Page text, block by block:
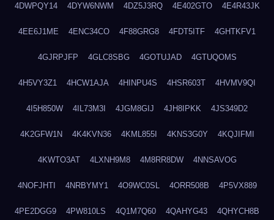
4DWPQY14 4DYW6NWM 4DZ5J3RQ 4E402GTO 4E4R43JK
4EE6J1ME 4ENC34CO 4F88GRG8 4FDT5ITF 4GHTKFV1
4GJRPJFP 4GLC8SBG 4GOTUJAD 4GTUQOMS
4H5VY3Z1 4HCW1AJA 4HINPU4S 4HSR603T 4HVMV9QI
4I5H850W 4IL73M3I 4JGM8GIJ 4JH8IPKK 4JS349D2
4K2GFW1N 4K4KVN36 4KML855I 4KNS3G0Y 4KQJIFMI
4KWTO3AT 4LXNH9M8 4M8RR8DW 4NNSAVOG
4NOFJHTI 4NRBYMY1 4O9WC0SL 4ORR508B 4P5VX889
4PE2DGG9 4PW810LS 4Q1M7Q60 4QAHYG43 4QHYCH8B